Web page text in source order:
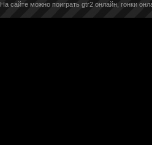
На сайте можно поиграть gtr2 онлайн, гонки